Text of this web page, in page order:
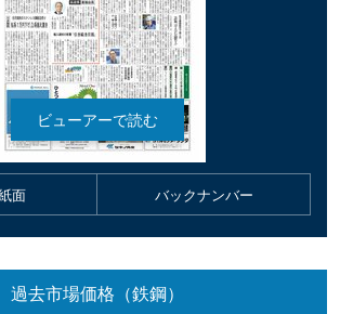
面 バックナンバー
過去市場価格（鉄鋼）